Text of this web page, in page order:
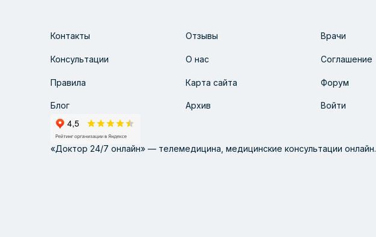
Контакты Отзывы Врачи
Консультации О нас Соглашение
Правила Карта сайта Форум
Блог Архив Войти
«Доктор 24/7 онлайн» — телемедицина, медицинские консультации онлайн.